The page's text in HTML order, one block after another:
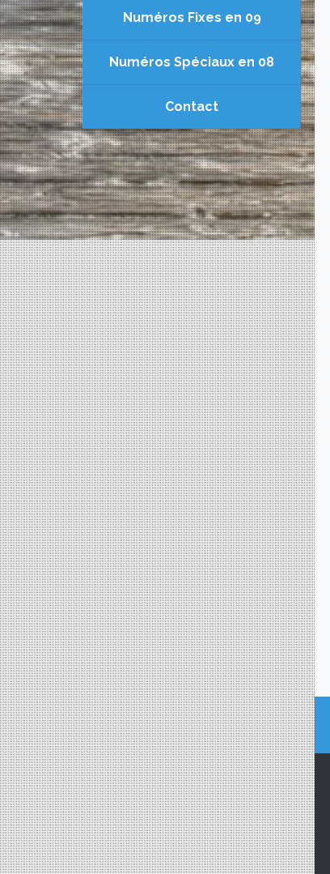
Numéros Fixes en 09
Numéros Spéciaux en 08
Contact